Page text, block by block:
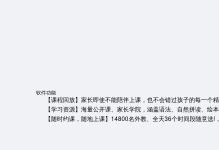
软件功能
【课程回放】家长即使不能陪伴上课，也不会错过孩子的每一个精
【学习资源】海量公开课、家长学院，涵盖语法、自然拼读、绘
【随时约课，随地上课】14800名外教、全天36个时间段随意选!